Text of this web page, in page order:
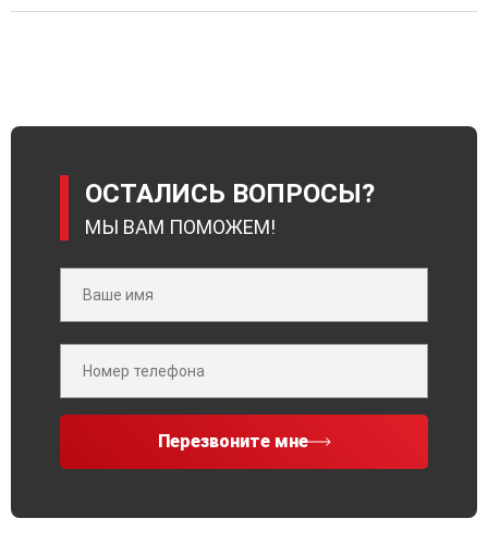
ОСТАЛИСЬ ВОПРОСЫ?
МЫ ВАМ ПОМОЖЕМ!
Перезвоните мне